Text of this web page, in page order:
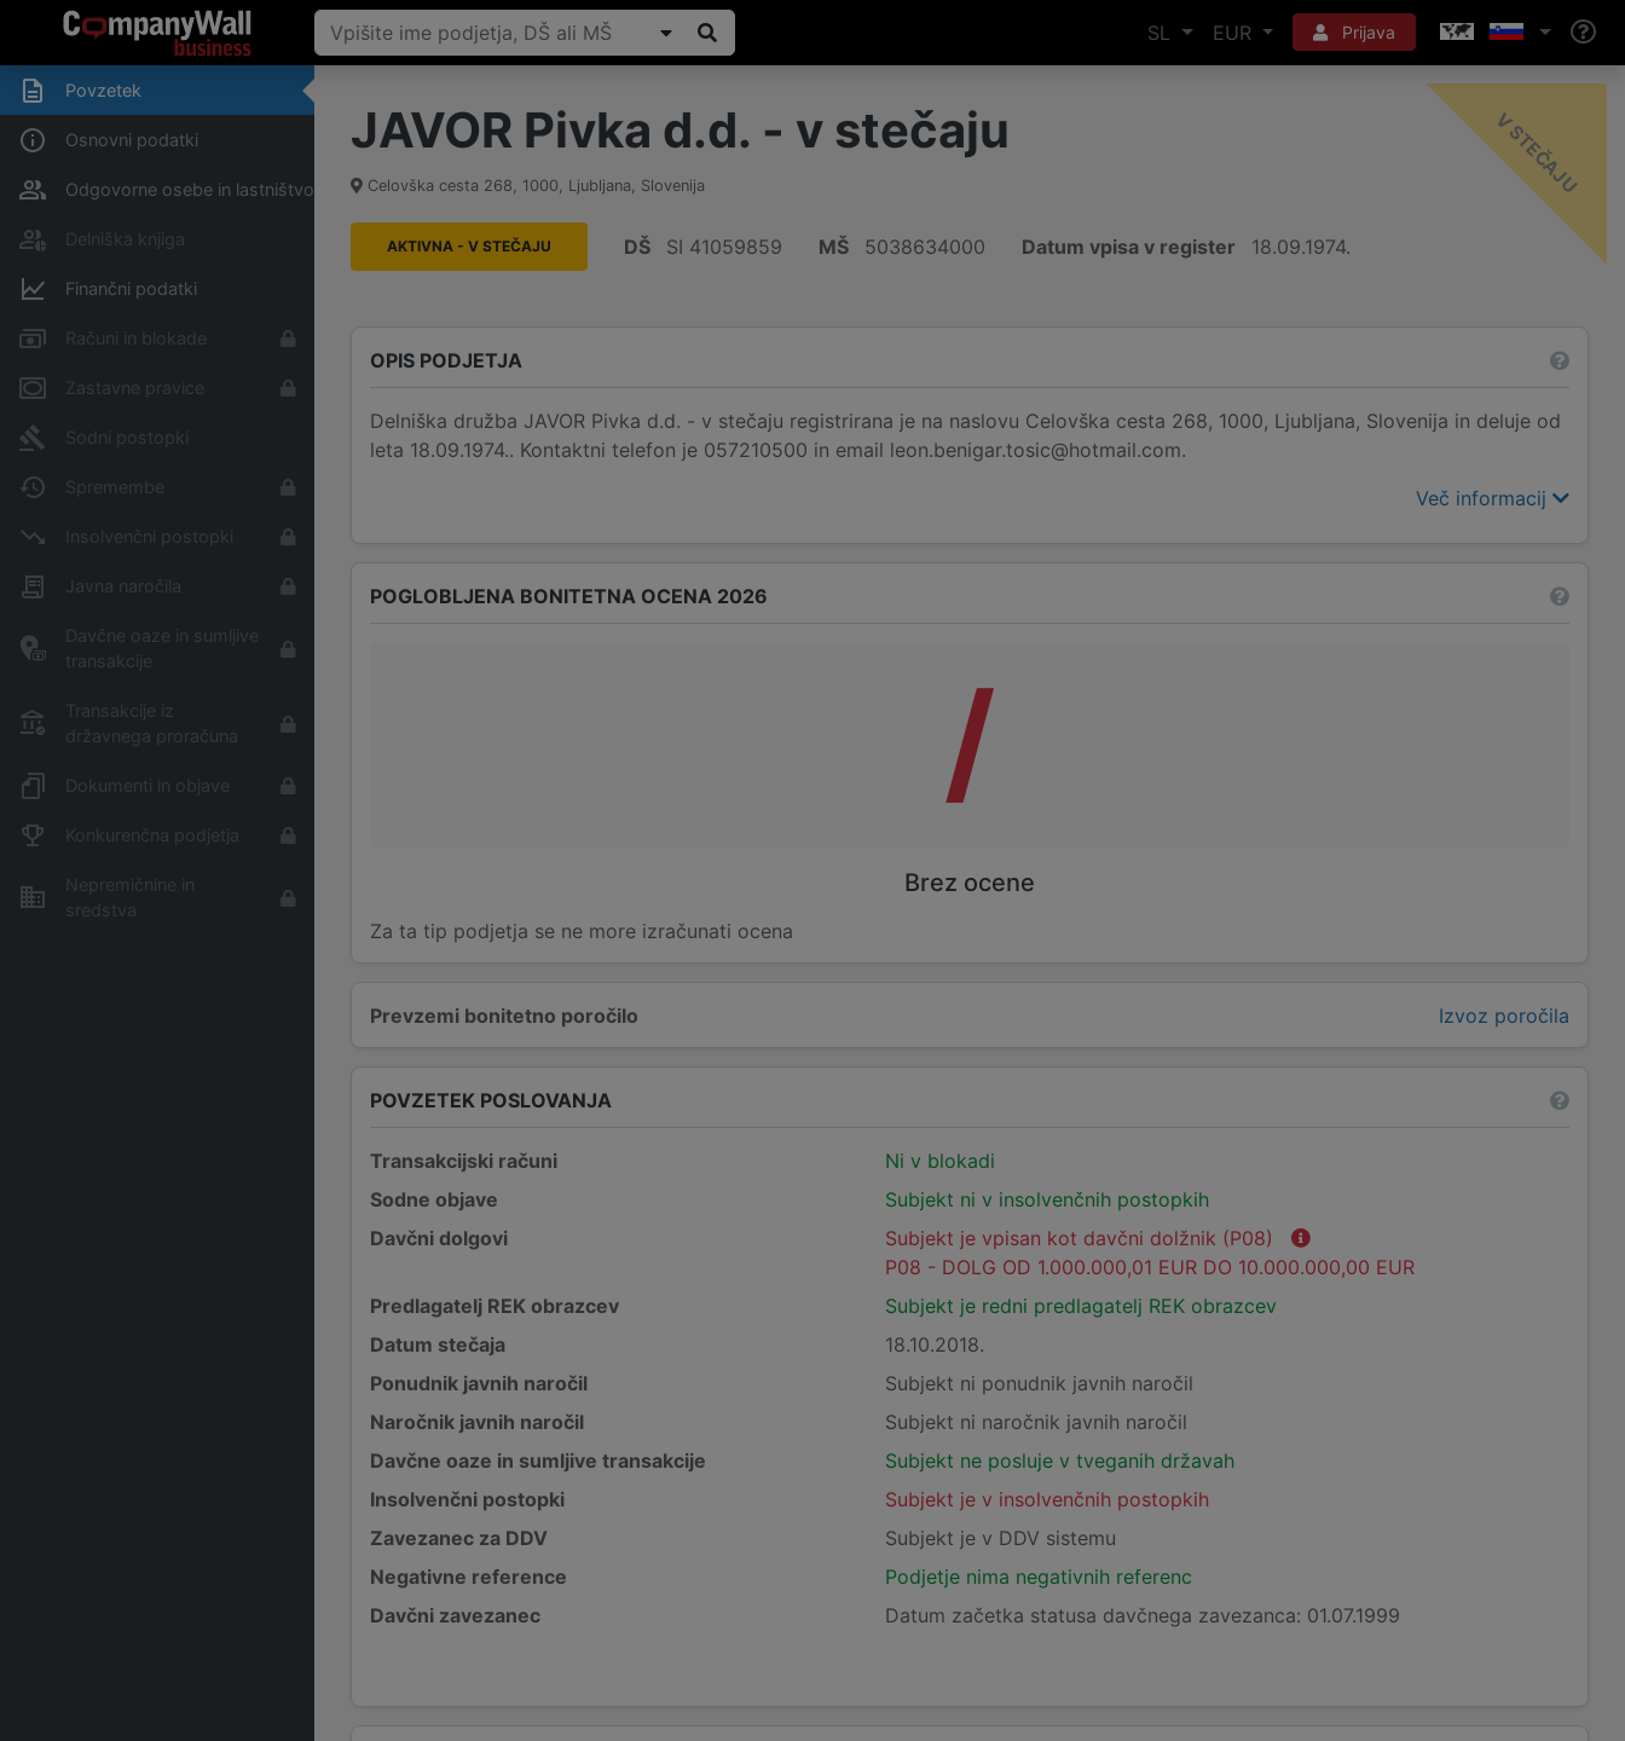
SL EUR Prijava
Povzetek
Osnovni podatki
Odgovorne osebe in lastništvo
Delniška knjiga
Finančni podatki
Računi in blokade
Zastavne pravice
Sodni postopki
Spremembe
Insolvenčni postopki
Javna naročila
Davčne oaze in sumljive
transakcije
Transakcije iz
državnega proračuna
Dokumenti in objave
Konkurenčna podjetja
Nepremičnine in
sredstva
JAVOR Pivka d.d. - v stečaju
Celovška cesta 268, 1000, Ljubljana, Slovenija -
U
AKTIVNA - V STEČAJU DŠ SI 41059859 MŠ 5038634000 Datum vpisa v register 18.09.1974.
OPIS PODJETJA
Delniška družba JAVOR Pivka d.d. - v stečaju registrirana je na naslovu Celovška cesta 268, 1000, Ljubljana, Slovenija in deluje od
leta 18.09.1974.. Kontaktni telefon je 057210500 in email leon.benigar.tosic@hotmail.com.
Več informacij
Prevzemi bonitetno poročilo Izvoz poročila
POGLOBLJENA BONITETNA OCENA 2026
/
Brez ocene
Za ta tip podjetja se ne more izračunati ocena
POVZETEK POSLOVANJA
Transakcijski računi
Ni v blokadi
Sodne objave
Subjekt ni v insolvenčnih postopkih
Davčni dolgovi
Subjekt je vpisan kot davčni dolžnik (P08)
P08 - DOLG OD 1.000.000,01 EUR DO 10.000.000,00 EUR
Predlagatelj REK obrazcev
Subjekt je redni predlagatelj REK obrazcev
Datum stečaja
18.10.2018.
Ponudnik javnih naročil
Subjekt ni ponudnik javnih naročil
Naročnik javnih naročil
Subjekt ni naročnik javnih naročil
Davčne oaze in sumljive transakcije
Subjekt ne posluje v tveganih državah
Insolvenčni postopki
Subjekt je v insolvenčnih postopkih
Zavezanec za DDV
Subjekt je v DDV sistemu
Negativne reference
Podjetje nima negativnih referenc
Davčni zavezanec
Datum začetka statusa davčnega zavezanca: 01.07.1999